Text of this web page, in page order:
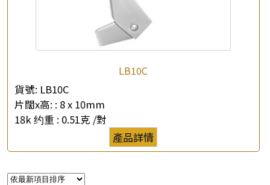
LB10C
貨號: LB10C
片闊x高: : 8 x 10mm
18k 约重 : 0.51克 /對
產品詳情
產品查詢
*你的名字